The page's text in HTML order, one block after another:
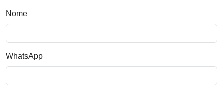
Nome
WhatsApp